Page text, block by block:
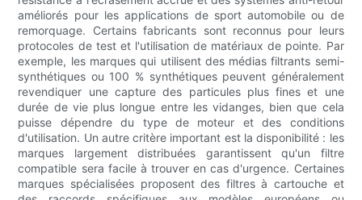
améliorés pour les applications de sport automobile ou de
remorquage. Certains fabricants sont reconnus pour leurs
protocoles de test et l'utilisation de matériaux de pointe. Par
exemple, les marques qui utilisent des médias filtrants semi-
synthétiques ou 100 % synthétiques peuvent généralement
revendiquer une capture des particules plus fines et une
durée de vie plus longue entre les vidanges, bien que cela
puisse dépendre du type de moteur et des conditions
d'utilisation. Un autre critère important est la disponibilité : les
marques largement distribuées garantissent qu'un filtre
compatible sera facile à trouver en cas d'urgence. Certaines
marques spécialisées proposent des filtres à cartouche et